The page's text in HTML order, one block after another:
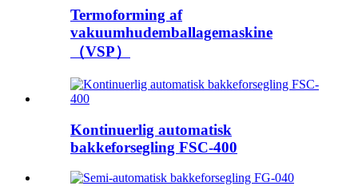
Termoforming af
vakuumhudemballagemaskine
（VSP）
Kontinuerlig automatisk
bakkeforsegling FSC-400